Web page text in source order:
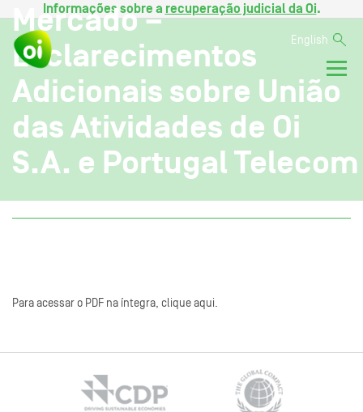
Informações sobre a recuperação judicial da Oi.
English
Mercado –
Esclarecimentos
Adicionais sobre União
das Atividades de Oi
S.A. e Portugal Telecom
Para acessar o PDF na íntegra, clique aqui.